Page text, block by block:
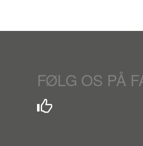
FØLG OS PÅ